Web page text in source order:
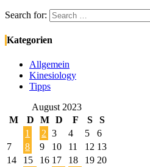
Search for:
Kategorien
Allgemein
Kinesiology
Tipps
August 2023
M
D M D F S S
1 2 3 4 5
6
7
8 9 10 11 12 13
14
15 16 17 18 19 20